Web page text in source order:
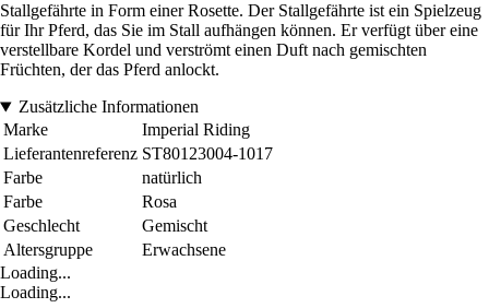
Stallgefährte in Form einer Rosette. Der Stallgefährte ist ein Spielzeug
für Ihr Pferd, das Sie im Stall aufhängen können. Er verfügt über eine
verstellbare Kordel und verströmt einen Duft nach gemischten
Früchten, der das Pferd anlockt.
Zusätzliche Informationen
Marke
Imperial Riding
Lieferantenreferenz ST80123004-1017
Farbe
natürlich
Farbe
Rosa
Geschlecht
Gemischt
Altersgruppe
Erwachsene
Loading...
Loading...